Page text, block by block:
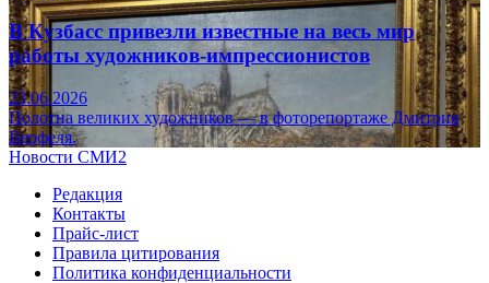
В Кузбасс привезли известные на весь мир
работы художников-импрессионистов
23.06.2026
Полотна великих художников — в фоторепортаже Дмитрия
Верфеля.
Новости СМИ2
Редакция
Контакты
Прайс-лист
Правила цитирования
Политика конфиденциальности